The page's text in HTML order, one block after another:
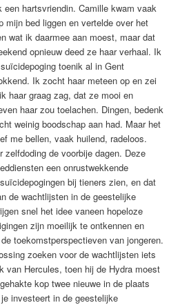
een hartsvriendin. Camille kwam vaak
mijn bed liggen en vertelde over het
wat ik daarmee aan moest, maar dat
opnieuw deed ze haar verhaal. Ik
toenik al in Gent
Ik zocht haar meteen op en zei
haar graag zag, dat ze mooi en
haar zou toelachen. Dingen, bedenk
weinig boodschap aan had. Maar het
me bellen, vaak huilend, radeloos.
zelfdoding de voorbije dagen. Deze
een onrustwekkende
bij tieners zien, en dat
de wachtlijsten in de geestelijke
snel het idee vaneen hopeloze
zijn moeilijk te ontkennen en
toekomstperspectieven van jongeren.
zoeken voor de wachtlijsten iets
van Hercules, toen hij de Hydra moest
kop twee nieuwe in de plaats
investeert in de geestelijke